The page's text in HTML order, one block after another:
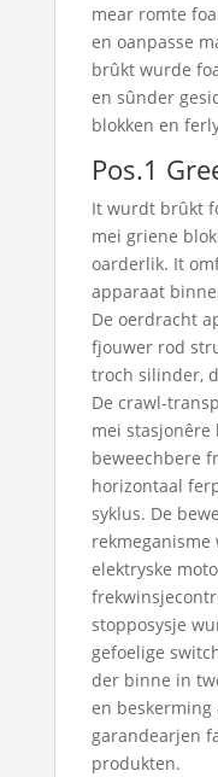
mear romte
en oanpasse
brûkt wurde
en sûnder
blokken en
Pos.1
It wurdt brûkt
mei griene
oarderlik. It
apparaat
De oerdracht
fjouwer rod
troch silinder,
De crawl-
mei stasjonêre
beweechbere
horizontaal
syklus. De
elektryske
stopposysje
gefoelige
der binne in
en
garandearjen
produkten.